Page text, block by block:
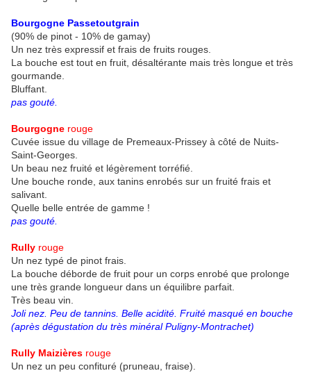
Bourgogne Passetoutgrain
(90% de pinot - 10% de gamay)
Un nez très expressif et frais de fruits rouges.
La bouche est tout en fruit, désaltérante mais très longue et très
gourmande.
Bluffant.
pas gouté.
Bourgogne rouge
Cuvée issue du village de Premeaux-Prissey à côté de Nuits-
Saint-Georges.
Un beau nez fruité et légèrement torréfié.
Une bouche ronde, aux tanins enrobés sur un fruité frais et
salivant.
Quelle belle entrée de gamme !
pas gouté.
Rully rouge
Un nez typé de pinot frais.
La bouche déborde de fruit pour un corps enrobé que prolonge
une très grande longueur dans un équilibre parfait.
Très beau vin.
Joli nez. Peu de tannins. Belle acidité. Fruité masqué en bouche
(après dégustation du très minéral Puligny-Montrachet)
Rully Maizières rouge
Un nez un peu confituré (pruneau, fraise).